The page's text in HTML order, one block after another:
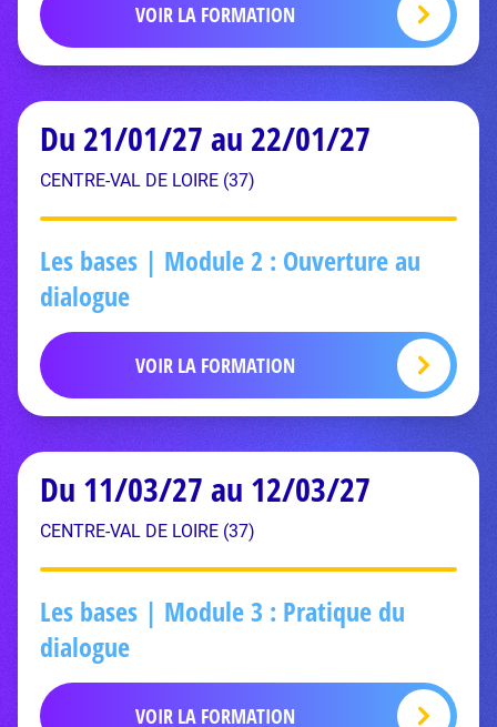
VOIR LA FORMATION
Du 21/01/27 au 22/01/27
CENTRE-VAL DE LOIRE (37)
Les bases | Module 2 : Ouverture au
dialogue
VOIR LA FORMATION
Du 11/03/27 au 12/03/27
CENTRE-VAL DE LOIRE (37)
Les bases | Module 3 : Pratique du
dialogue
VOIR LA FORMATION